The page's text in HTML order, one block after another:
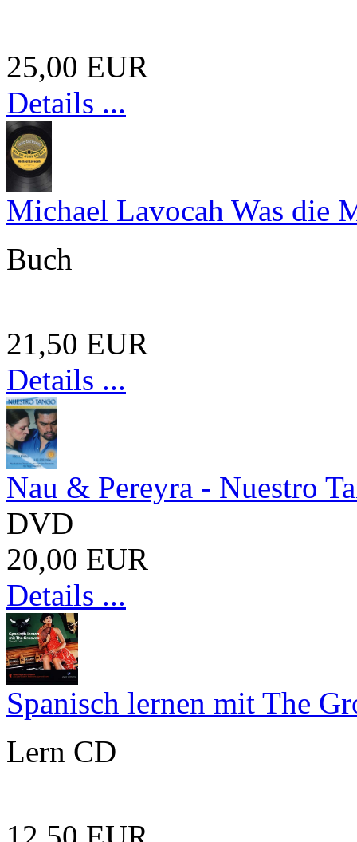
25,00 EUR
Details ...
Michael Lavocah Was die
Buch
21,50 EUR
Details ...
Nau & Pereyra - Nuestro
DVD
20,00 EUR
Details ...
Spanisch lernen mit The
Lern CD